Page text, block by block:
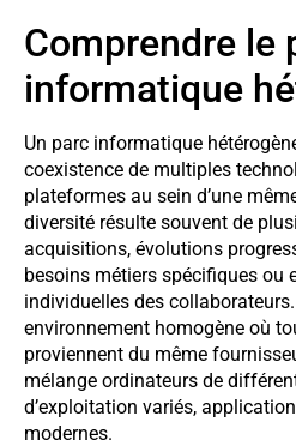
Comprendre le
informatique
Un parc informatique
coexistence de multiples
plateformes au sein d’une
diversité résulte souvent de
acquisitions, évolutions
besoins métiers spécifiques ou
individuelles des
environnement homogène où
proviennent du même
mélange ordinateurs de
d’exploitation variés,
modernes.